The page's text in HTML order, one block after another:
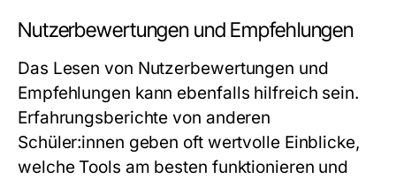
Nutzerbewertungen und Empfehlungen
Das Lesen von Nutzerbewertungen und
Empfehlungen kann ebenfalls hilfreich sein.
Erfahrungsberichte von anderen
Schüler:innen geben oft wertvolle Einblicke,
welche Tools am besten funktionieren und